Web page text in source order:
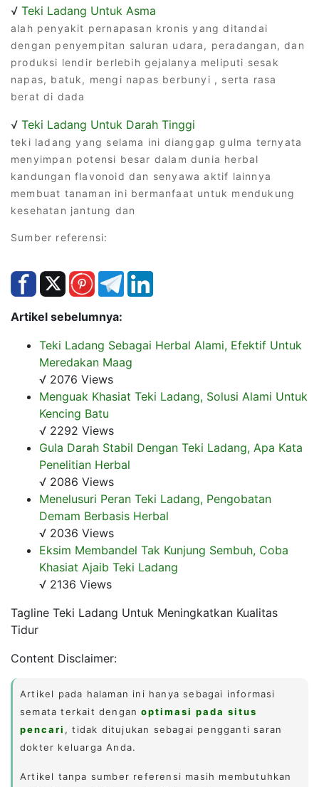
√ Teki Ladang Untuk Asma
alah penyakit pernapasan kronis yang ditandai
dengan penyempitan saluran udara, peradangan, dan
produksi lendir berlebih gejalanya meliputi sesak
napas, batuk, mengi napas berbunyi , serta rasa
berat di dada
√ Teki Ladang Untuk Darah Tinggi
teki ladang yang selama ini dianggap gulma ternyata
menyimpan potensi besar dalam dunia herbal
kandungan flavonoid dan senyawa aktif lainnya
membuat tanaman ini bermanfaat untuk mendukung
kesehatan jantung dan
Sumber referensi:
Artikel sebelumnya:
Teki Ladang Sebagai Herbal Alami, Efektif Untuk
Meredakan Maag
√ 2076 Views
Menguak Khasiat Teki Ladang, Solusi Alami Untuk
Kencing Batu
√ 2292 Views
Gula Darah Stabil Dengan Teki Ladang, Apa Kata
Penelitian Herbal
√ 2086 Views
Menelusuri Peran Teki Ladang, Pengobatan
Demam Berbasis Herbal
√ 2036 Views
Eksim Membandel Tak Kunjung Sembuh, Coba
Khasiat Ajaib Teki Ladang
√ 2136 Views
Tagline Teki Ladang Untuk Meningkatkan Kualitas
Tidur
Content Disclaimer:
Artikel pada halaman ini hanya sebagai informasi
semata terkait denganoptimasi pada situs
pencari , tidak ditujukan sebagai pengganti saran
dokter keluarga Anda.
Artikel tanpa sumber referensi masih membutuhkan